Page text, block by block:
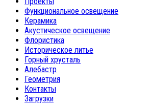
Функциональное освещение
Керамика
Акустическое освещение
Флористика
Историческое литье
Горный хрусталь
Алебастр
Геометрия
Контакты
Загрузки